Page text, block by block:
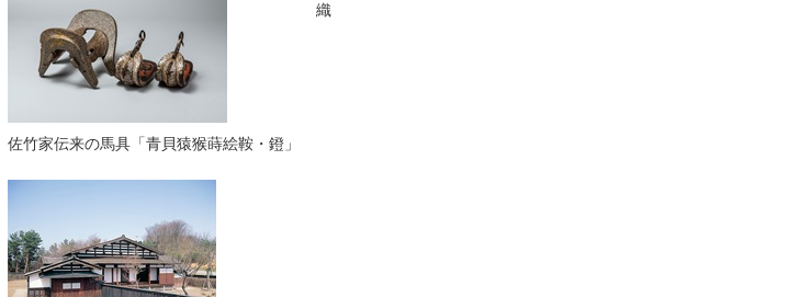
佐竹家伝来の馬具「青貝猿猴蒔絵鞍・鐙」
織